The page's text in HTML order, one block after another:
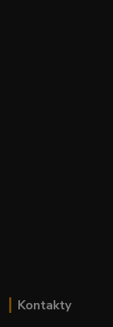
Kontakty